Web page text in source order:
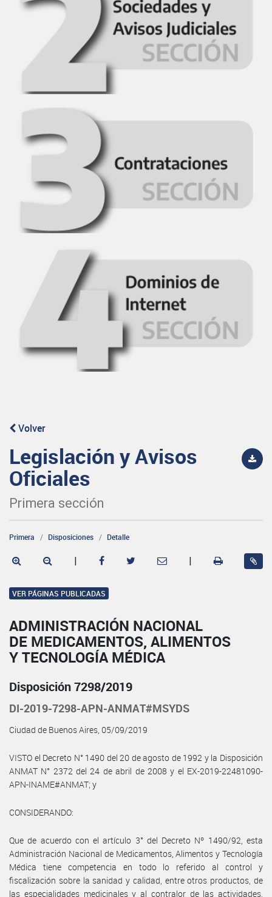
Volver
Legislación y Avisos
Oficiales
Primera sección
Primera Disposiciones Detalle
| |
VER PÁGINAS PUBLICADAS
ADMINISTRACIÓN NACIONAL
DE MEDICAMENTOS, ALIMENTOS
Y TECNOLOGÍA MÉDICA
Disposición 7298/2019
DI-2019-7298-APN-ANMAT#MSYDS
Ciudad de Buenos Aires, 05/09/2019
VISTO el Decreto N° 1490 del 20 de agosto de 1992 y la Disposición
ANMAT N° 2372 del 24 de abril de 2008 y el EX-2019-22481090-
APN-INAME#ANMAT; y
CONSIDERANDO:
Que de acuerdo con el artículo 3° del Decreto Nº 1490/92, esta
Administración Nacional de Medicamentos, Alimentos y Tecnología
Médica tiene competencia en todo lo referido al control y
fiscalización sobre la sanidad y calidad, entre otros productos, de
las especialidades medicinales y al contralor de las actividades,